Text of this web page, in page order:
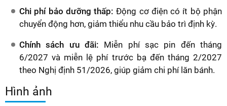
Chi phí bảo dưỡng thấp: Động cơ điện có ít bộ phận
chuyển động hơn, giảm thiểu nhu cầu bảo trì định kỳ.
Chính sách ưu đãi: Miễn phí sạc pin đến tháng
6/2027 và miễn lệ phí trước bạ đến tháng 2/2027
theo Nghị định 51/2026, giúp giảm chi phí lăn bánh.
Hình ảnh